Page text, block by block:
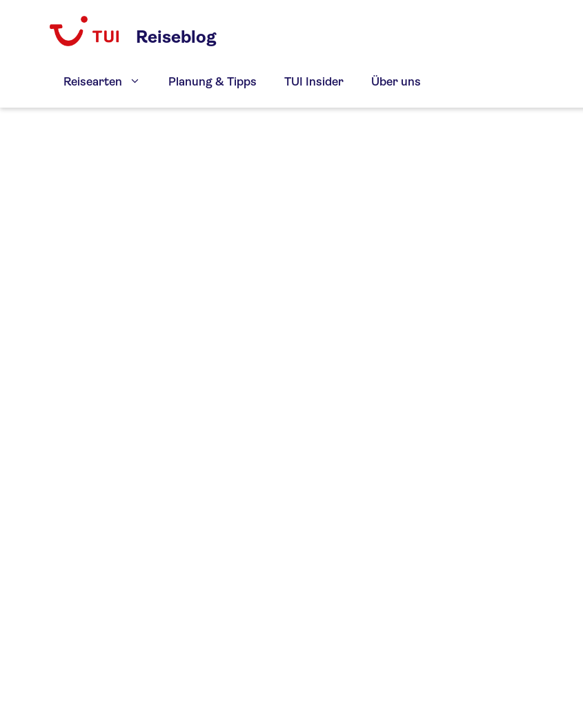
Reiseblog
Reisearten Planung & Tipps TUI Insider Über uns